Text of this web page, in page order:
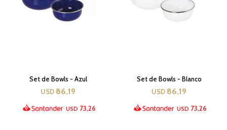
Set de Bowls - Azul
USD 86,19
USD 73,26
Set de Bowls - Blanco
USD 86,19
USD 73,26